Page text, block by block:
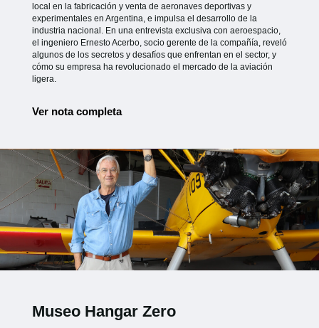
local en la fabricación y venta de aeronaves deportivas y
experimentales en Argentina, e impulsa el desarrollo de la
industria nacional. En una entrevista exclusiva con aeroespacio,
el ingeniero Ernesto Acerbo, socio gerente de la compañía, reveló
algunos de los secretos y desafíos que enfrentan en el sector, y
cómo su empresa ha revolucionado el mercado de la aviación
ligera.
Ver nota completa
Museo Hangar Zero